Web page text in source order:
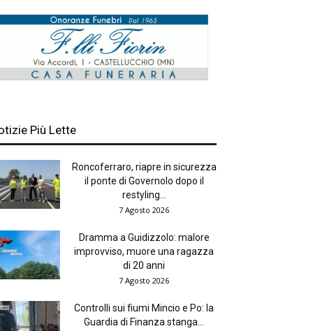
Più Lette
Roncoferraro, riapre in sicurezza
il ponte di Governolo dopo il
restyling...
7 Agosto 2026
Dramma a Guidizzolo: malore
improvviso, muore una ragazza
di 20 anni
7 Agosto 2026
Controlli sui fiumi Mincio e Po: la
Guardia di Finanza stanga...